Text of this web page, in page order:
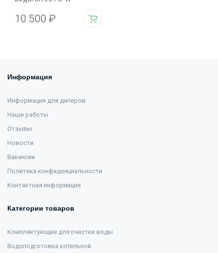
10 500 ₽
Информация
Информация для дилеров
Наши работы
Отзывы
Новости
Вакансии
Политика конфиденциальности
Контактная информация
Категории товаров
Комплектующие для очистки воды
Водоподготовка котельной